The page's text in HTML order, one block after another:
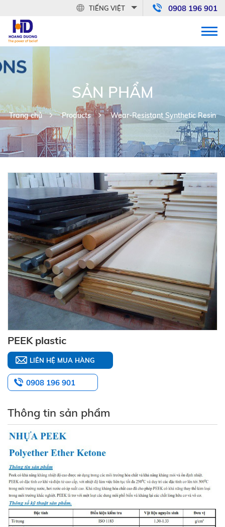
0908 196 901
TIẾNG VIỆT
SẢN PHẨM
Trang chủ Products Wear-Resistant Synthetic Resin
PEEK plastic
LIÊN HỆ MUA HÀNG
0908 196 901
Thông tin sản phẩm